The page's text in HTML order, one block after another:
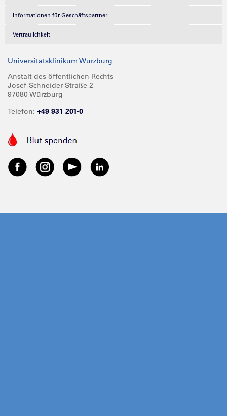
Informationen für Geschäftspartner
Vertraulichkeit
Universitätsklinikum Würzburg
Anstalt des öffentlichen Rechts
Josef-Schneider-Straße 2
97080 Würzburg
Telefon: +49 931 201-0